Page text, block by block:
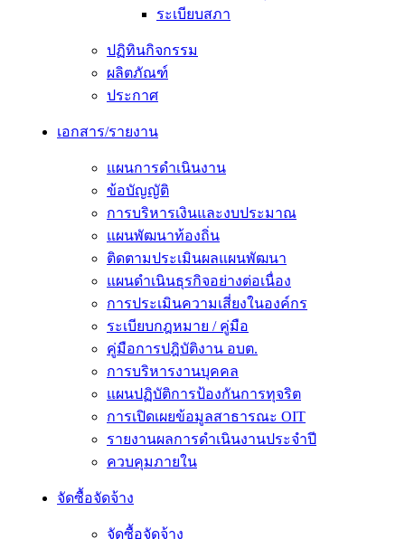
ระเบียบสภา
ปฏิทินกิจกรรม
ผลิตภัณฑ์
ประกาศ
เอกสาร/รายงาน
แผนการดำเนินงาน
ข้อบัญญัติ
การบริหารเงินและงบประมาณ
แผนพัฒนาท้องถิ่น
ติดตามประเมินผลแผนพัฒนา
แผนดำเนินธุรกิจอย่างต่อเนื่อง
การประเมินความเสี่ยงในองค์กร
ระเบียบกฎหมาย / คู่มือ
คู่มือการปฎิบัติงาน อบต.
การบริหารงานบุคคล
แผนปฏิบัติการป้องกันการทุจริต
การเปิดเผยข้อมูลสาธารณะ OIT
รายงานผลการดำเนินงานประจำปี
ควบคุมภายใน
จัดซื้อจัดจ้าง
จัดซื้อจัดจ้าง